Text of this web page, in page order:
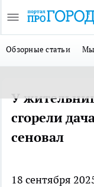
Обзорные статьи Мы
У
сгорели
сеновал
18 сентября